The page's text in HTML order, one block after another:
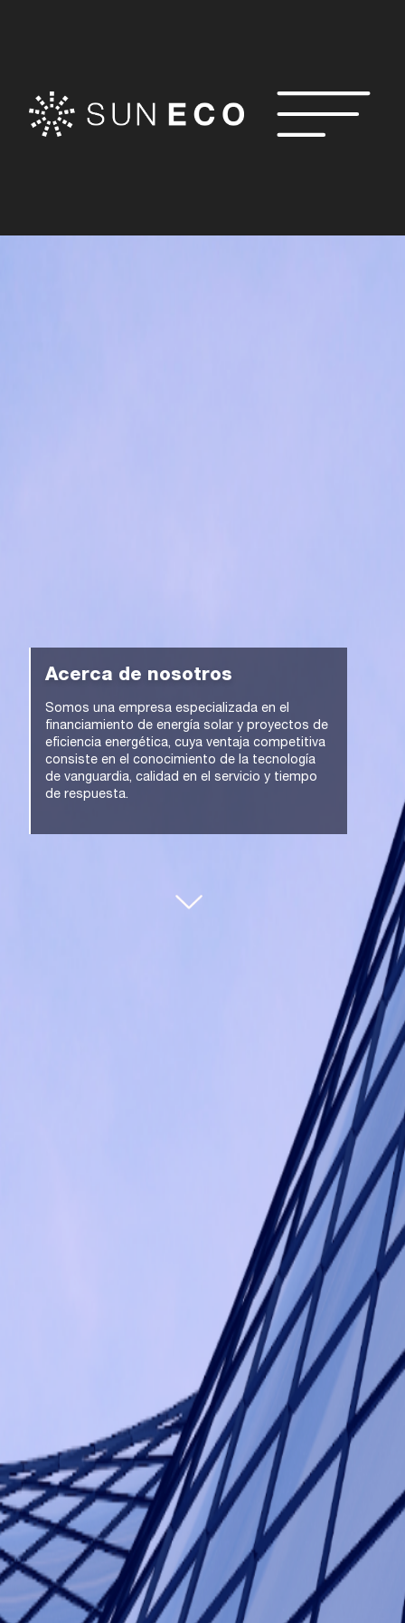
Acerca de nosotros
Somos una empresa especializada en el
financiamiento de energía solar y proyectos de
eficiencia energética, cuya ventaja competitiva
consiste en el conocimiento de la tecnología
de vanguardia, calidad en el servicio y tiempo
de respuesta.